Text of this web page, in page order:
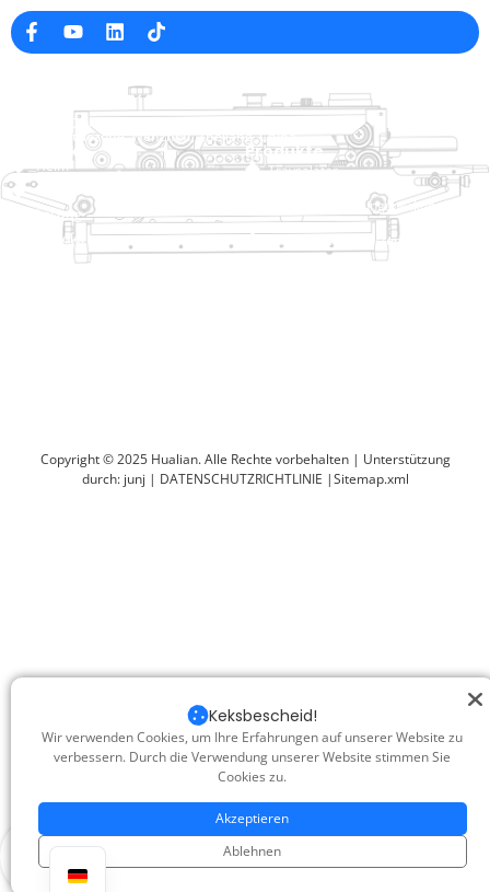
Hilfelink
Heim
Produkte
Lösung
Händler
Produkte
Traysalator
Taschenschließsysteme
+8613738733841
Nr. 2 Dawei Road, Gaoxiang
Industriezone, Wenzhou, Zhejiang, China
Copyright © 2025 Hualian. Alle Rechte vorbehalten | Unterstützung
durch: junj | DATENSCHUTZRICHTLINIE |Sitemap.xml
Keksbescheid!
Wir verwenden Cookies, um Ihre Erfahrungen auf unserer Website zu
verbessern. Durch die Verwendung unserer Website stimmen Sie
Cookies zu.
Akzeptieren
Ablehnen
Produkt